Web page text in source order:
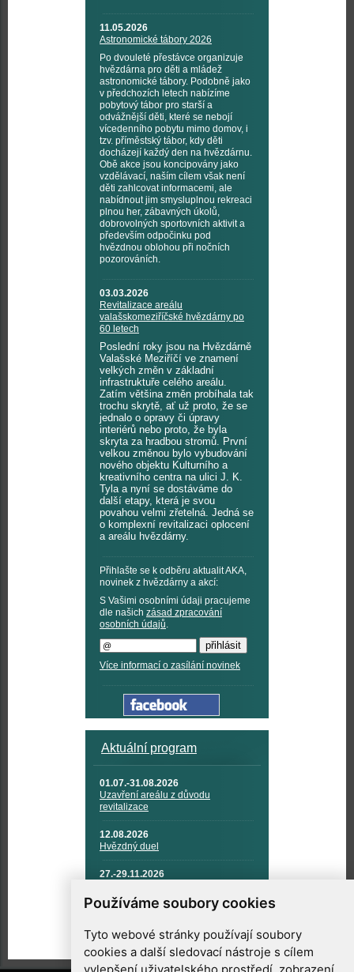
Používáme soubory cookies
Tyto webové stránky používají soubory
cookies a další sledovací nástroje s cílem
11.05.2026
Astronomické tábory 2026
Po dvouleté přestávce organizuje
hvězdárna pro děti a mládež
astronomické tábory. Podobně jako
v předchozích letech nabízíme
pobytový tábor pro starší a
odvážnější děti, které se nebojí
vícedenního pobytu mimo domov, i
tzv. příměstský tábor, kdy děti
docházejí každý den na hvězdárnu.
Obě akce jsou koncipovány jako
vzdělávací, naším cílem však není
děti zahlcovat informacemi, ale
nabídnout jim smysluplnou rekreaci
plnou her, zábavných úkolů,
dobrovolných sportovních aktivit a
především odpočinku pod
hvězdnou oblohou při nočních
pozorováních.
03.03.2026
Revitalizace areálu
valašskomeziříčské hvězdárny po
60 letech
Poslední roky jsou na Hvězdárně
Valašské Meziříčí ve znamení
velkých změn v základní
infrastruktuře celého areálu.
Zatím většina změn probíhala tak
trochu skrytě, ať už proto, že se
jednalo o opravy či úpravy
interiérů nebo proto, že byla
skryta za hradbou stromů. První
velkou změnou bylo vybudování
nového objektu Kulturního a
kreativního centra na ulici J. K.
Tyla a nyní se dostáváme do
další etapy, která je svou
povahou velmi zřetelná. Jedná se
o komplexní revitalizaci oplocení
a areálu hvězdárny.
Přihlašte se k odběru aktualit AKA,
novinek z hvězdárny a akcí:
S Vašimi osobními údaji pracujeme
dle našich zásad zpracování
osobních údajů.
Více informací o zasílání novinek
Aktuální program
01.07.-31.08.2026
Uzavření areálu z důvodu
revitalizace
12.08.2026
Hvězdný duel
27.-29.11.2026
TECHNIKA A KOSMICKÉ
TECHNOLOGIE